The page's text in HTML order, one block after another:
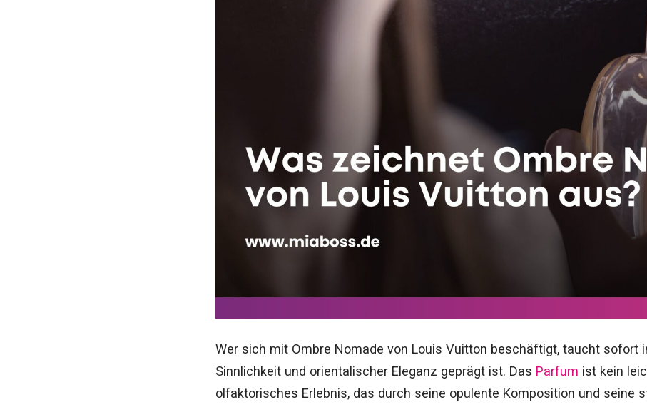
Wer sich mit Ombre Nomade von Louis Vuitton beschäftigt, taucht sofort
Sinnlichkeit und orientalischer Eleganz geprägt ist. Das Parfum ist kein
olfaktorisches Erlebnis, das durch seine opulente Komposition und seine